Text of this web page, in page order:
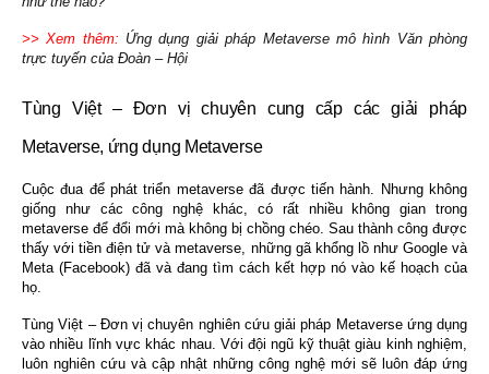
>> Xem thêm: Ứng dụng giải pháp Metaverse mô hình Văn phòng
trực tuyến của Đoàn – Hội
Tùng Việt – Đơn vị chuyên cung cấp các giải pháp
Metaverse, ứng dụng Metaverse
Cuộc đua để phát triển metaverse đã được tiến hành. Nhưng không
giống như các công nghệ khác, có rất nhiều không gian trong
metaverse để đổi mới mà không bị chồng chéo. Sau thành công được
thấy với tiền điện tử và metaverse, những gã khổng lồ như Google và
Meta (Facebook) đã và đang tìm cách kết hợp nó vào kế hoạch của
họ.
Tùng Việt – Đơn vị chuyên nghiên cứu giải pháp Metaverse ứng dụng
vào nhiều lĩnh vực khác nhau. Với đội ngũ kỹ thuật giàu kinh nghiệm,
luôn nghiên cứu và cập nhật những công nghệ mới sẽ luôn đáp ứng